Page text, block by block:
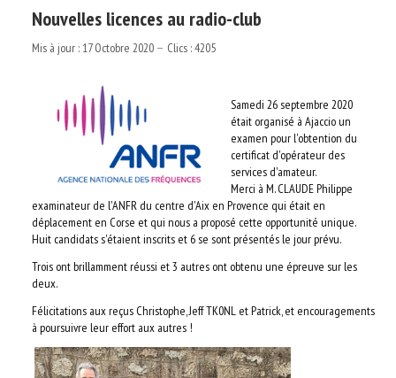
EN CORSE
AUTRES ASSOCIATIONS
LE RÉSEAU TKNET
LA TECHNIQUE
RECHERCHER
LOGIN
Nouvelles licences au radio-club
Mis à jour : 17 Octobre 2020 Clics : 4205
Samedi 26 septembre 2020
était organisé à Ajaccio un
examen pour l'obtention du
certificat d'opérateur des
services d'amateur.
Merci à M. CLAUDE Philippe
examinateur de l'ANFR du centre d'Aix en Provence qui était en
déplacement en Corse et qui nous a proposé cette opportunité unique.
Huit candidats s'étaient inscrits et 6 se sont présentés le jour prévu.
Trois ont brillamment réussi et 3 autres ont obtenu une épreuve sur les
deux.
Félicitations aux reçus Christophe, Jeff TK0NL et Patrick, et encouragements
à poursuivre leur effort aux autres !